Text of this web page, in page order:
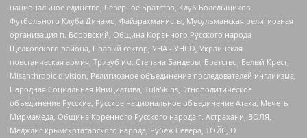
национальное единство, Северное Братство, Клуб Болельщиков
Футбольного Клуба Динамо, Файзрахманисты, Мусульманская религиозная
организация п. Боровский, Община Коренного Русского народа
Щелковского района, Правый сектор, УНА - УНСО, Украинская
повстанческая армия, Тризуб им. Степана Бандеры, Братство, Белый Крест,
Misanthropic division, Религиозное объединение последователей инглиизма,
Народная Социальная Инициатива, TulaSkins, Этнополитическое
объединение Русские, Русское национальное объединение Атака, Мечеть
Мирмамеда, Община Коренного Русского народа г. Астрахани, ВОЛЯ,
Меджлис крымскотатарского народа, Рубеж Севера, ТОЙС, О